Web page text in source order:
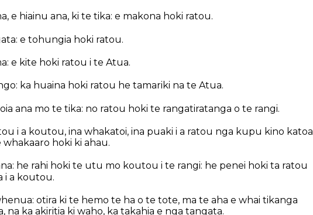
e hiainu ana, ki te tika: e makona hoki ratou.
e tohungia hoki ratou.
e kite hoki ratou i te Atua.
ka huaina hoki ratou he tamariki na te Atua.
ana mo te tika: no ratou hoki te rangatiratanga o te rangi.
i a koutou, ina whakatoi, ina puaki i a ratou nga kupu kino katoa
hoki ki ahau.
he rahi hoki te utu mo koutou i te rangi: he penei hoki ta ratou
i a koutou.
otira ki te hemo te ha o te tote, ma te aha e whai tikanga
na ka akiritia ki waho, ka takahia e nga tangata.